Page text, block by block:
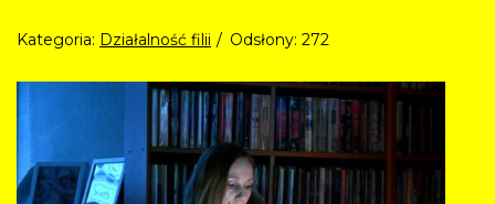
Kategoria: Działalność filii Odsłony: 272